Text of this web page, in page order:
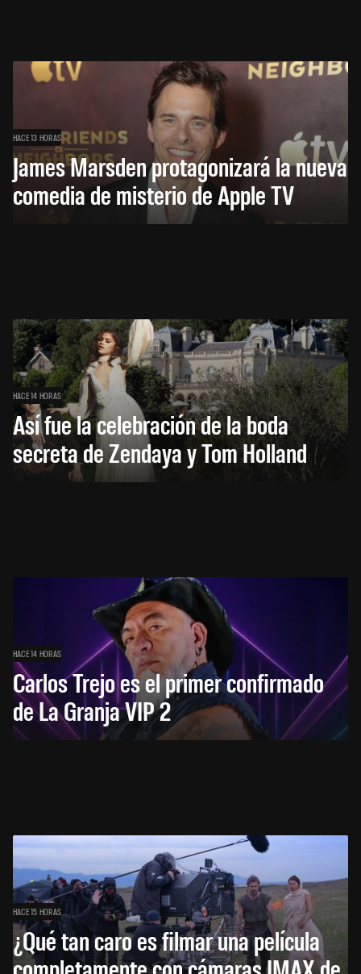
HACE 13 HORAS
James Marsden protagonizará la nueva
comedia de misterio de Apple TV
HACE 14 HORAS
Así fue la celebración de la boda
secreta de Zendaya y Tom Holland
HACE 14 HORAS
Carlos Trejo es el primer confirmado
de La Granja VIP 2
HACE 15 HORAS
¿Qué tan caro es filmar una película